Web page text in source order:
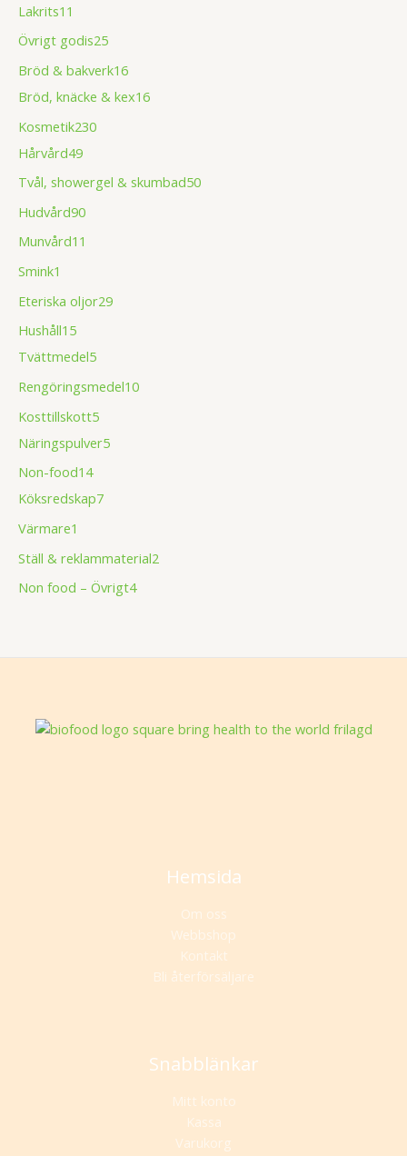
Lakrits11
Övrigt godis25
Bröd & bakverk16
Bröd, knäcke & kex16
Kosmetik230
Hårvård49
Tvål, showergel & skumbad50
Hudvård90
Munvård11
Smink1
Eteriska oljor29
Hushåll15
Tvättmedel5
Rengöringsmedel10
Kosttillskott5
Näringspulver5
Non-food14
Köksredskap7
Värmare1
Ställ & reklammaterial2
Non food – Övrigt4
Hemsida
Om oss
Webbshop
Kontakt
Bli återförsäljare
Snabblänkar
Mitt konto
Kassa
Varukorg